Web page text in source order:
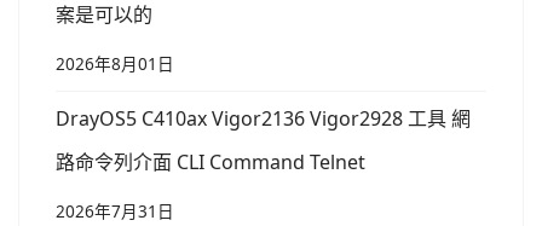
案是可以的
2026年8月01日
DrayOS5 C410ax Vigor2136 Vigor2928 工具 網
路命令列介面 CLI Command Telnet
2026年7月31日